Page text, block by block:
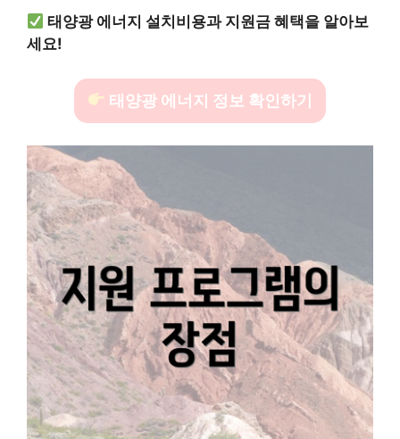
태양광 에너지 설치비용과 지원금 혜택을 알아보
세요!
태양광 에너지 정보 확인하기